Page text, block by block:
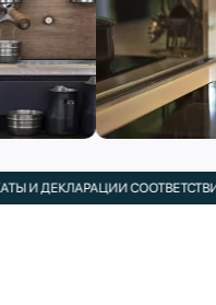
ДЕКЛАРАЦИИ СООТВЕТСТВИЯ В